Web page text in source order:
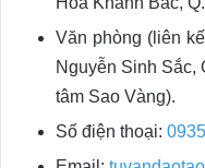
Văn phòng (liên
Nguyễn Sinh Sắc,
tâm Sao Vàng).
Số điện thoại: